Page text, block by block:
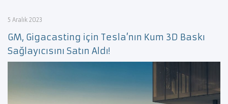
5 Aralık 2023
GM, Gigacasting için Tesla’nın Kum 3D Baskı
Sağlayıcısını Satın Aldı!